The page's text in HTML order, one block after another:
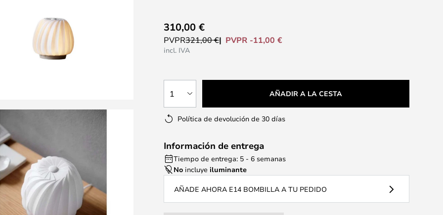
310,00 €
PVPR321,00 € PVPR -11,00 €
incl. IVA
1 AÑADIR A LA CESTA
Política de devolución de 30 días
Información de entrega
Tiempo de entrega: 5 - 6 semanas
No incluyeiluminante
AÑADE AHORA E14 BOMBILLA A TU PEDIDO